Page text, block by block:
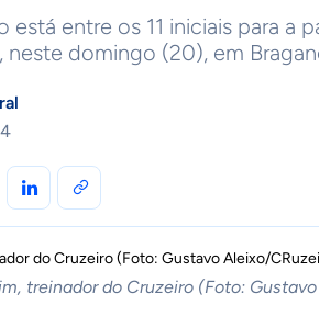
está entre os 11 iniciais para a
neste domingo (20), em
treinador do Cruzeiro (Foto: